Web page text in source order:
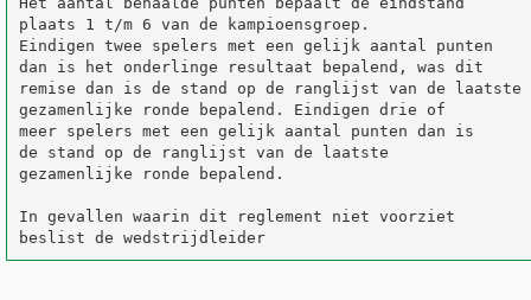
plaats 1 t/m 6 van de kampioensgroep.
Eindigen twee spelers met een gelijk aantal punten
dan is het onderlinge resultaat bepalend, was dit
remise dan is de stand op de ranglijst van de laatste
gezamenlijke ronde bepalend. Eindigen drie of
meer spelers met een gelijk aantal punten dan is
de stand op de ranglijst van de laatste
gezamenlijke ronde bepalend.
In gevallen waarin dit reglement niet voorziet